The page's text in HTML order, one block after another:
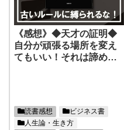
《感想》◆天才の証明◆
自分が頑張る場所を変え
てもいい！それは諦めじ
れている！
読書感想
ビジネス書
人生論・生き方